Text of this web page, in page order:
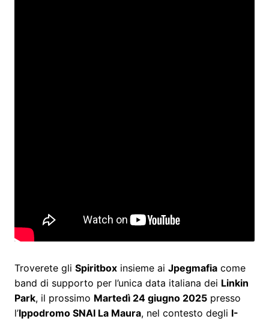
Troverete gli Spiritboxinsieme ai Jpegmafiacome
band di supporto per l’unica data italiana dei Linkin
Park, il prossimo Martedì 24 giugno 2025presso
l’Ippodromo SNAI La Maura, nel contesto degli I-